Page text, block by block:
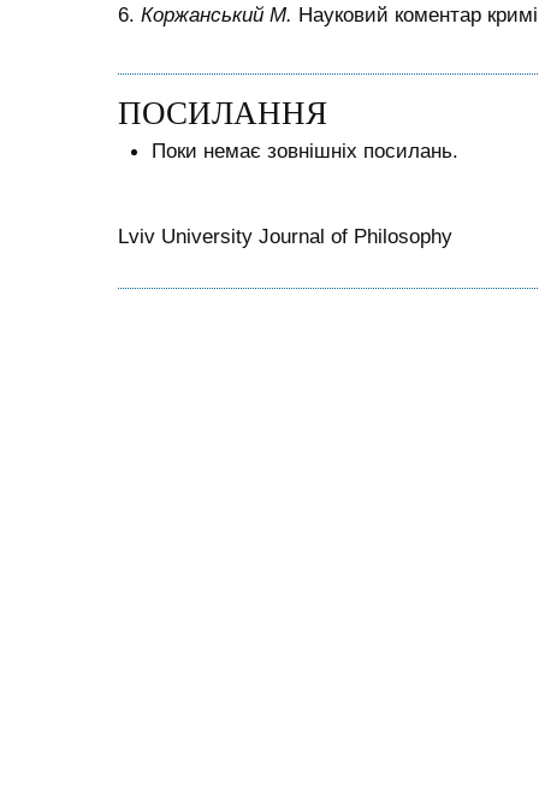
6. Коржанський М. Науковий коментар
ПОСИЛАННЯ
Поки немає зовнішніх посилань.
Lviv University Journal of Philosophy